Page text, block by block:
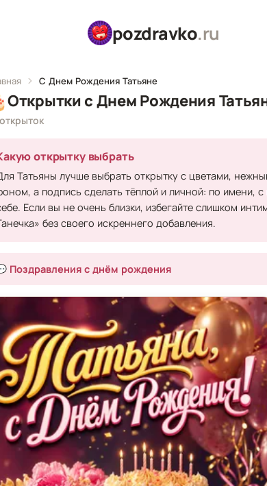
pozdravko.ru
С Днем Рождения Татьяне
Открытки с Днем Рождения
открытку выбрать
Татьяны лучше выбрать открытку с цветами,
а подпись сделать тёплой и личной: по имени,
Если вы не очень близки, избегайте слишком
без своего искреннего добавления.
Поздравления с днём рождения